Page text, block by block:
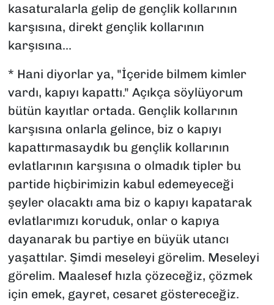
kasaturalarla gelip de gençlik kollarının
karşısına, direkt gençlik kollarının
karşısına...
* Hani diyorlar ya, "İçeride bilmem kimler
vardı, kapıyı kapattı." Açıkça söylüyorum
bütün kayıtlar ortada. Gençlik kollarının
karşısına onlarla gelince, biz o kapıyı
kapattırmasaydık bu gençlik kollarının
evlatlarının karşısına o olmadık tipler bu
partide hiçbirimizin kabul edemeyeceği
şeyler olacaktı ama biz o kapıyı kapatarak
evlatlarımızı koruduk, onlar o kapıya
dayanarak bu partiye en büyük utancı
yaşattılar. Şimdi meseleyi görelim. Meseleyi
görelim. Maalesef hızla çözeceğiz, çözmek
için emek, gayret, cesaret göstereceğiz.